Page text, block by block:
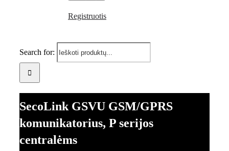
Registruotis
Search for:
SecoLink GSVU GSM/GPRS
komunikatorius, P serijos
centralėms